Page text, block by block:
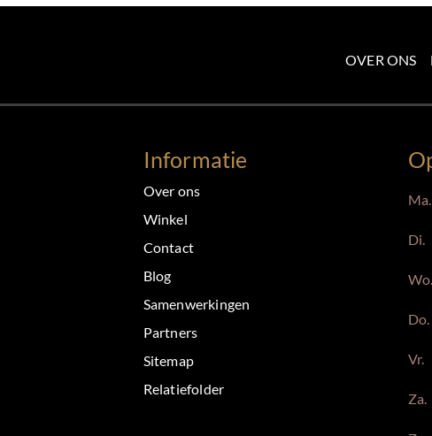
OVER ONS
Informatie
Over ons
Winkel
Contact
Blog
Samenwerkingen
Partners
Sitemap
Relatiefolder
Ma.
Di.
Wo.
Do.
Vr.
Za.